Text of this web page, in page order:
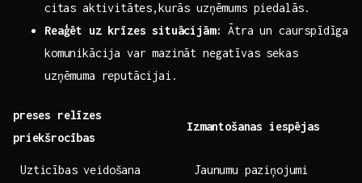
⁢citas aktivitātes,kurās uzņēmums piedalās.
Reaģēt uz krīzes situācijām: ⁢Ātra un caurspīdīga
komunikācija var mazināt negatīvas sekas
uzņēmuma reputācijai.
preses relīzes
priekšrocības
Izmantošanas iespējas
Uzticības veidošana Jaunumu paziņojumi